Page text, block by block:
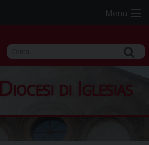
Menu
Diocesi di Iglesias